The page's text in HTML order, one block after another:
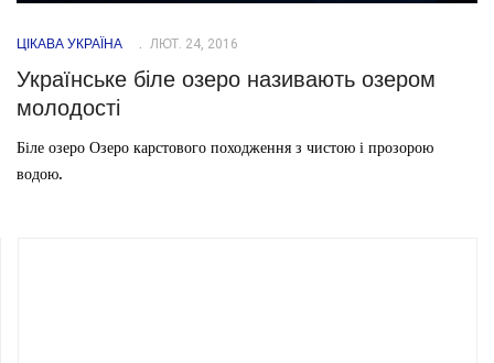
ЦІКАВА УКРАЇНА ЛЮТ. 24, 2016
Українське біле озеро називають озером
молодості
Біле озеро Озеро карстового походження з чистою і прозорою
водою.